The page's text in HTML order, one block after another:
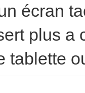
écran
plus a
tablette